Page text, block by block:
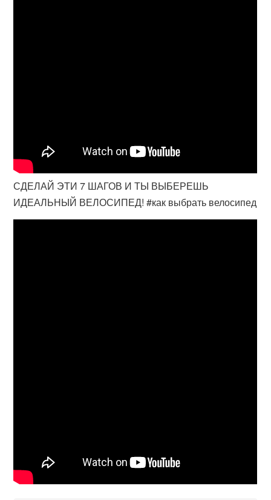
СДЕЛАЙ ЭТИ 7 ШАГОВ И ТЫ ВЫБЕРЕШЬ
ИДЕАЛЬНЫЙ ВЕЛОСИПЕД! #как выбрать велосипед